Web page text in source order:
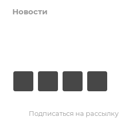
Новости
Подписаться на рассылку